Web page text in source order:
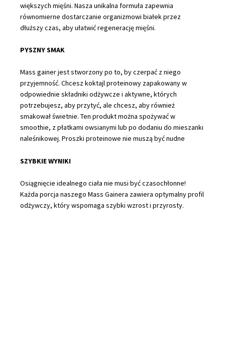
większych mięśni. Nasza unikalna formuła zapewnia
równomierne dostarczanie organizmowi białek przez
dłuższy czas, aby ułatwić regenerację mięśni.
PYSZNY SMAK
Mass gainer jest stworzony po to, by czerpać z niego
przyjemność. Chcesz koktajl proteinowy zapakowany w
odpowiednie składniki odżywcze i aktywne, których
potrzebujesz, aby przytyć, ale chcesz, aby również
smakował świetnie. Ten produktmożna spożywać w
smoothie, z płatkami owsianymi lub po dodaniu do mieszanki
naleśnikowej. Proszki proteinowe nie muszą być nudne
SZYBKIE WYNIKI
Osiągnięcie idealnego ciała nie musi być czasochłonne!
Każda porcja naszego Mass Gainera zawiera optymalny profil
odżywczy, który wspomaga szybki wzrost i przyrosty.